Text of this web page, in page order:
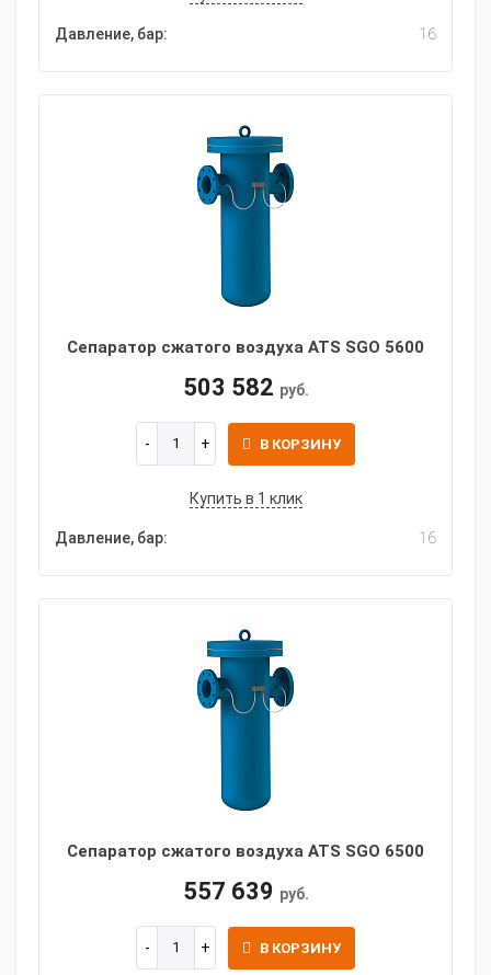
Давление, бар: 16
Сепаратор сжатого воздуха ATS SGO 5600
503 582 руб.
В КОРЗИНУ
Купить в 1 клик
Давление, бар: 16
Сепаратор сжатого воздуха ATS SGO 6500
557 639 руб.
В КОРЗИНУ